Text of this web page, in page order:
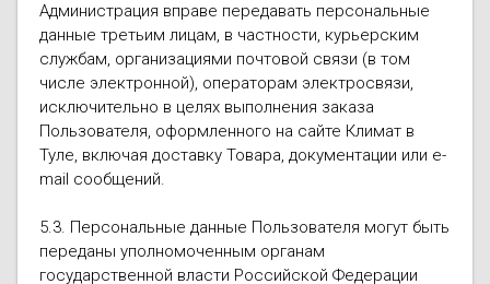
Администрация вправе передавать персональные
данные третьим лицам, в частности, курьерским
службам, организациями почтовой связи (в том
числе электронной), операторам электросвязи,
исключительно в целях выполнения заказа
Пользователя, оформленного на сайте Климат в
Туле, включая доставку Товара, документации или e-
mail сообщений.
5.3. Персональные данные Пользователя могут быть
переданы уполномоченным органам
государственной власти Российской Федерации